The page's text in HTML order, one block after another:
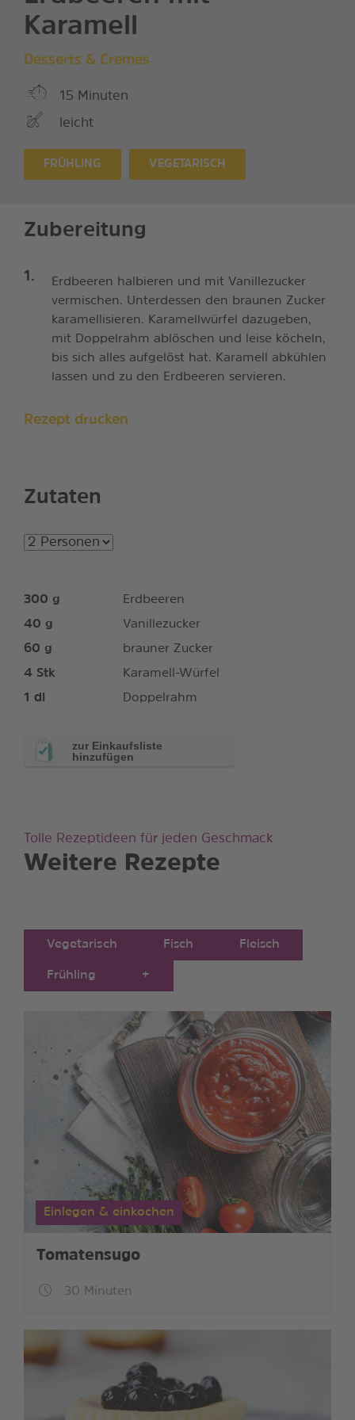
Karamell
Desserts & Cremes
15 Minuten
leicht
FRÜHLING VEGETARISCH
Zubereitung
Erdbeeren halbieren und mit Vanillezucker
vermischen. Unterdessen den braunen Zucker
karamellisieren. Karamellwürfel dazugeben,
mit Doppelrahm ablöschen und leise köcheln,
bis sich alles aufgelöst hat. Karamell abkühlen
lassen und zu den Erdbeeren servieren.
Rezept drucken
Zutaten
300 g
Erdbeeren
40 g
Vanillezucker
60 g
brauner Zucker
4 Stk
Karamell-Würfel
1 dl Doppelrahm
zur Einkaufsliste
hinzufügen
Weitere Rezepte
Tolle Rezeptideen für jeden Geschmack
Vegetarisch Fisch Fleisch
Frühling +
Einlegen & einkochen
Tomatensugo
30 Minuten